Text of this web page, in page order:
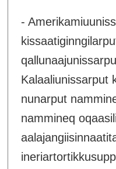
-
Kalaaliunissarput
nunarput
nammineq